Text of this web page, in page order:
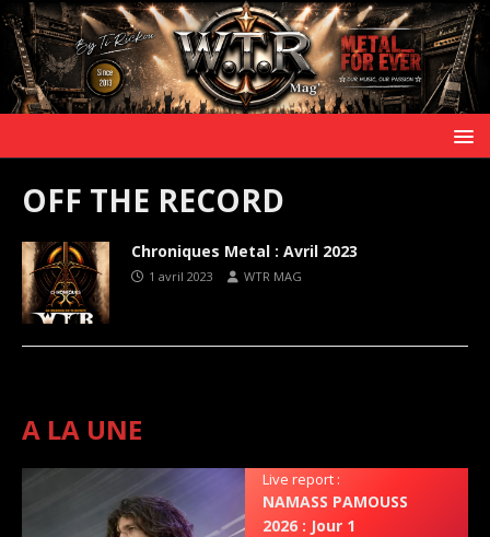
OFF THE RECORD
Chroniques Metal : Avril 2023
1 avril 2023 WTR MAG
A LA UNE
Live report :
NAMASS PAMOUSS
2026 : Jour 1